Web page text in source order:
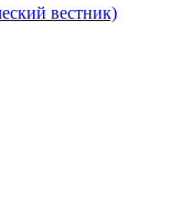
вестник)